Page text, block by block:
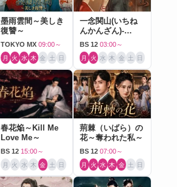
墨雨雲間～美しき
復讐～
TOKYO MX 09:00～
月 火 水 木 金 土 日
一念関山(いちね
んかんざん)-
Journey to Love-
BS 12 03:00～
月 火 水 木 金 土 日
春花焔～Kill Me
Love Me～
BS 12 15:00～
月 火 水 木 金 土 日
荊棘（いばら）の
花～奪われた私～
BS 12 07:00～
月 火 水 木 金 土 日